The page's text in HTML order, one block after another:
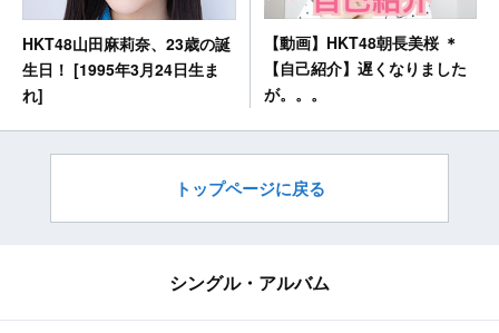
HKT48山田麻莉奈、23歳の誕
生日！ [1995年3月24日生ま
れ]
【動画】HKT48朝長美桜 ＊
【自己紹介】遅くなりました
が。。。
トップページに戻る
シングル・アルバム